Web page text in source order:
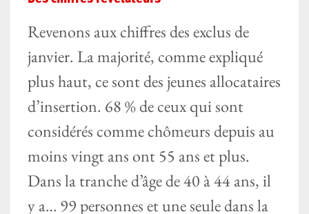
Revenons aux chiffres des exclus de
janvier. La majorité, comme expliqué
plus haut, ce sont des jeunes allocataires
d’insertion. 68 % de ceux qui sont
considérés comme chômeurs depuis au
moins vingt ans ont 55 ans et plus.
Dans la tranche d’âge de 40 à 44 ans, il
y a… 99 personnes et une seule dans la